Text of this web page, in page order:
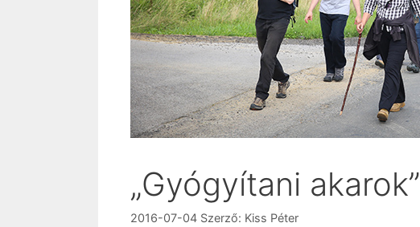
„Gyógyítani akarok”
2016-07-04 Szerző: Kiss Péter